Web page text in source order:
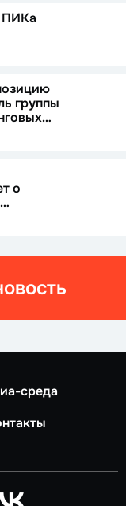
ПИКа
группы
о
среда